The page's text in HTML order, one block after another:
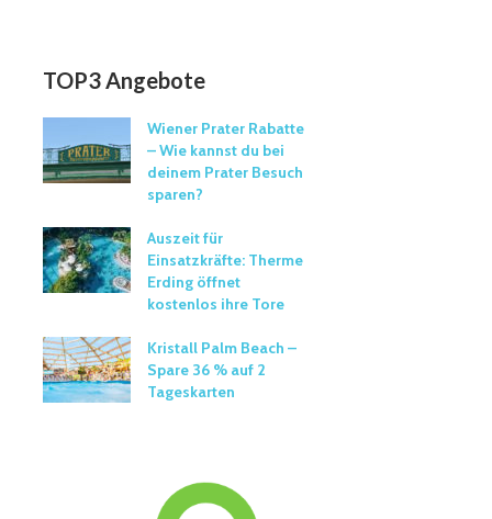
TOP3 Angebote
Wiener Prater Rabatte
– Wie kannst du bei
deinem Prater Besuch
sparen?
Auszeit für
Einsatzkräfte: Therme
Erding öffnet
kostenlos ihre Tore
Kristall Palm Beach –
Spare 36 % auf 2
Tageskarten